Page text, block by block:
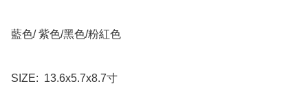
藍色/ 紫色/黑色/粉紅色
SIZE:  13.6x5.7x8.7寸